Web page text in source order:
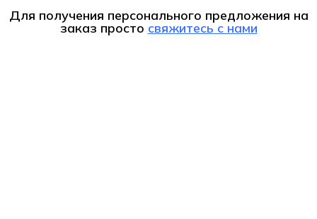
Для получения персонального предложения на
заказ просто свяжитесь с нами